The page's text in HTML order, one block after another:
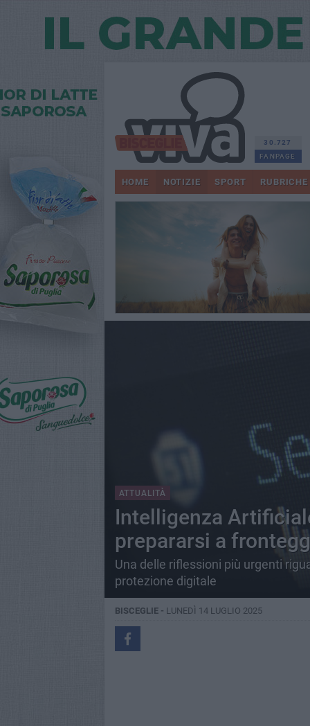
30.727
FANPAGE
HOME NOTIZIE SPORT RUBRICHE
ATTUALITÀ
Intelligenza
prepararsi a
Una delle riflessioni più urgenti
protezione digitale
BISCEGLIE - LUNEDÌ 14 LUGLIO 2025